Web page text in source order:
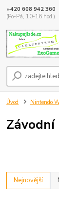
+420 608 942 360
(Po-Pá, 10-16 hod.)
Úvod Nintendo
Závodní
Nejnovější